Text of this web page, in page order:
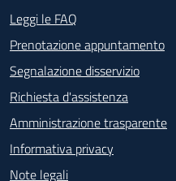
Footer - Contatti
Leggi le FAQ
Prenotazione appuntamento
Segnalazione disservizio
Richiesta d'assistenza
Amministrazione trasparente
Informativa privacy
Note legali